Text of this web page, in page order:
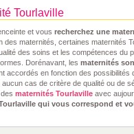
Tourlaville
et vous recherchez une
des maternités, certaines maternités
des soins et les compétences du
Dorénavant, les maternités
accordés en fonction des possibilités
aucun cas de critère de qualité ou de
maternités Tourlaville avec
qui vous correspond et